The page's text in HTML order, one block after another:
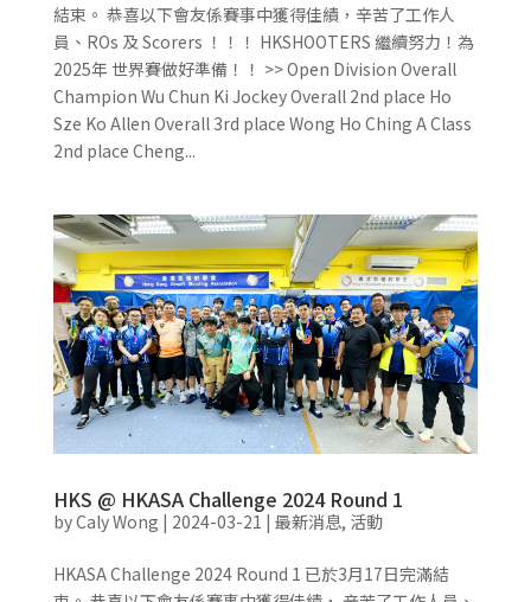
結束。 恭喜以下會友係賽事中獲得佳績，辛苦了工作人
員、ROs 及 Scorers ！！！ HKSHOOTERS 繼續努力！為
2025年 世界賽做好準備！！ >> Open Division Overall
Champion Wu Chun Ki Jockey Overall 2nd place Ho
Sze Ko Allen Overall 3rd place Wong Ho Ching A Class
2nd place Cheng...
HKS @ HKASA Challenge 2024 Round 1
byCaly Wong | 2024-03-21 | 最新消息, 活動
HKASA Challenge 2024 Round 1 已於3月17日完滿結